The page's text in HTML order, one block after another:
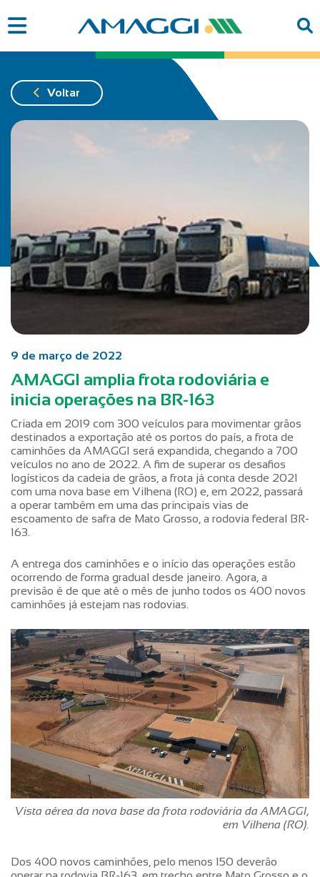
Voltar
9 de março de 2022
AMAGGI amplia frota rodoviária e
inicia operações na BR-163
Criada em 2019 com 300 veículos para movimentar grãos
destinados a exportação até os portos do país, a frota de
caminhões da AMAGGI será expandida, chegando a 700
veículos no ano de 2022. A fim de superar os desafios
logísticos da cadeia de grãos, a frota já conta desde 2021
com uma nova base em Vilhena (RO) e, em 2022, passará
a operar também em uma das principais vias de
escoamento de safra de Mato Grosso, a rodovia federal BR-
163.
A entrega dos caminhões e o início das operações estão
ocorrendo de forma gradual desde janeiro. Agora, a
previsão é de que até o mês de junho todos os 400 novos
caminhões já estejam nas rodovias.
Vista aérea da nova base da frota rodoviária da AMAGGI,
em Vilhena (RO).
Dos 400 novos caminhões, pelo menos 150 deverão